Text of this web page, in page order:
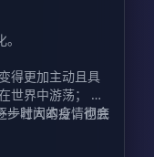
得更加主动且具
世界中游荡； 玩
步壮大的疫情彻底
时间本身，也会